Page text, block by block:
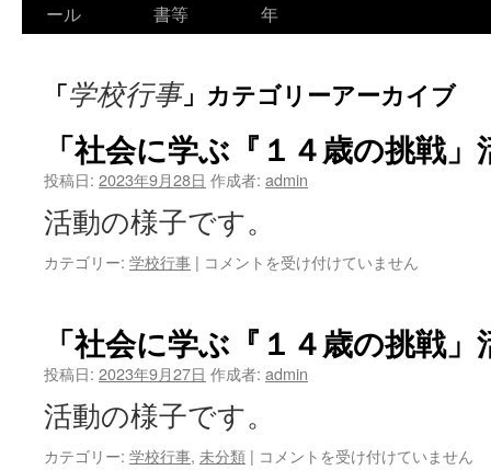
ール
書等
年
「学校行事」カテゴリーアーカイブ
「社会に学ぶ『１４歳の挑戦
投稿日: 2023年9月28日 作成者: admin
活動の様子です。
カテゴリー: 学校行事 | 「社
ぶ
『１
歳
の
挑
コメントを受け付けていません
「社会に学ぶ『１４歳の挑戦
投稿日: 2023年9月27日 作成者: admin
活動の様子です。
カテゴリー: 学校行事, 未分類 | 「社
コメントを受け付けていません